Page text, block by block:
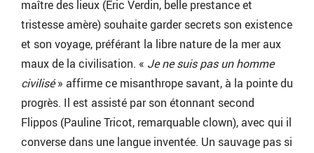
maître des lieux (Eric Verdin, belle prestance et
tristesse amère) souhaite garder secrets son existence
et son voyage, préférant la libre nature de la mer aux
maux de la civilisation. « Je ne suis pas un homme
civilisé» affirme ce misanthrope savant, à la pointe du
progrès. Il est assisté par son étonnant second
Flippos (Pauline Tricot, remarquable clown), avec qui il
converse dans une langue inventée. Un sauvage pas si